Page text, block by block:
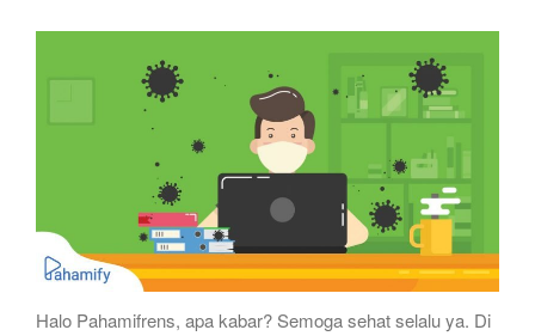
Halo Pahamifrens, apa kabar? Semoga sehat selalu ya. Di